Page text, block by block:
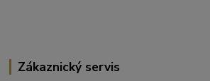
Zákaznický servis